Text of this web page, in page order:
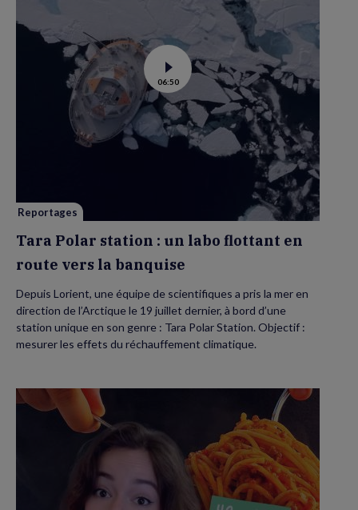
Voir
la
vidéo
de
Tara
Polar
station
:
la
06:50
Reportages
Tara Polar station : un labo flottant en
route vers la banquise
Depuis Lorient, une équipe de scientifiques a pris la mer en
direction de l’Arctique le 19 juillet dernier, à bord d’une
station unique en son genre : Tara Polar Station. Objectif :
mesurer les effets du réchauffement climatique.